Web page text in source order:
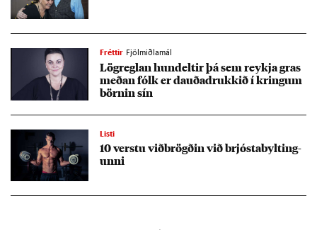
Fréttir Fjölmiðlamál
Lög­regl­an hundelt­ir þá sem reykja gras
með­an fólk er dauða­drukk­ið í kring­um
börn­in sín
Listi
10 verstu við­brögð­in við brjósta­bylt­ing­
unni